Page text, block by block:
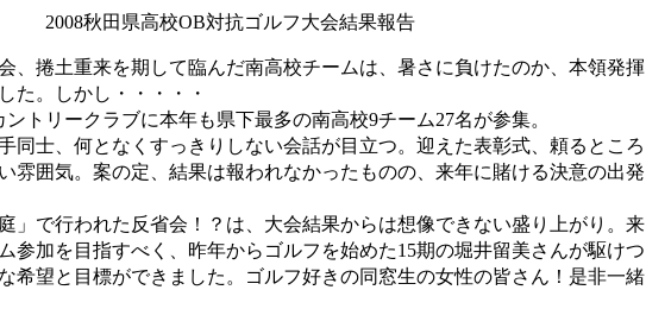
2008秋田県高校OB対抗ゴルフ大会結果報告
、捲土重来を期して臨んだ南高校チームは、暑さに負けたのか、本領発揮
た。しかし・・・・・
トリークラブに本年も県下最多の南高校9チーム27名が参集。
同士、何となくすっきりしない会話が目立つ。迎えた表彰式、頼るところ
雰囲気。案の定、結果は報われなかったものの、来年に賭ける決意の出発
」で行われた反省会！？は、大会結果からは想像できない盛り上がり。来
参加を目指すべく、昨年からゴルフを始めた15期の堀井留美さんが駆けつ
希望と目標ができました。ゴルフ好きの同窓生の女性の皆さん！是非一緒